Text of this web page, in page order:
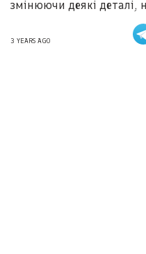
змінюючи деякі деталі,
3 YEARS AGO